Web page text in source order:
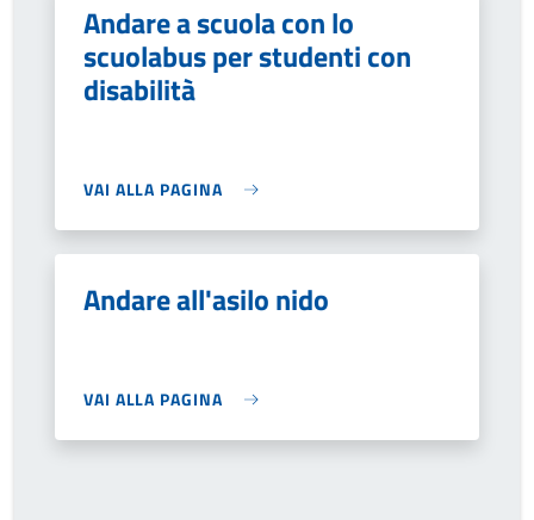
Andare a scuola con lo
scuolabus per studenti con
disabilità
VAI ALLA PAGINA
Andare all'asilo nido
VAI ALLA PAGINA